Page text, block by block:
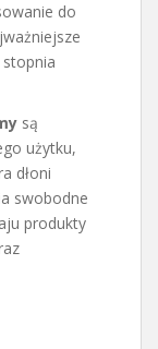
do
są
użytku,
dłoni
swobodne
produkty